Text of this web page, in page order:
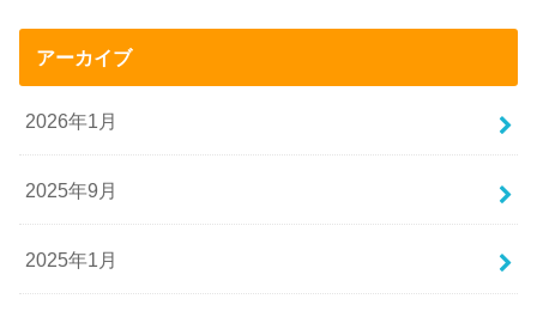
アーカイブ
2026年1月
2025年9月
2025年1月